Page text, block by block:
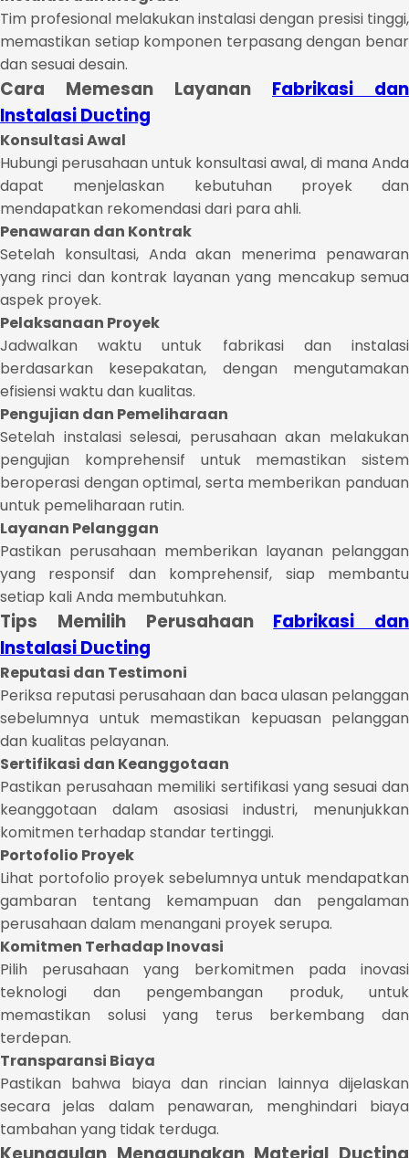
Tim profesional melakukan instalasi dengan presisi tinggi,
memastikan setiap komponen terpasang dengan benar
dan sesuai desain.
Cara Memesan Layanan Fabrikasi dan
Instalasi Ducting
Konsultasi Awal
Hubungi perusahaan untuk konsultasi awal, di mana Anda
dapat menjelaskan kebutuhan proyek dan
mendapatkan rekomendasi dari para ahli.
Penawaran dan Kontrak
Setelah konsultasi, Anda akan menerima penawaran
yang rinci dan kontrak layanan yang mencakup semua
aspek proyek.
Pelaksanaan Proyek
Jadwalkan waktu untuk fabrikasi dan instalasi
berdasarkan kesepakatan, dengan mengutamakan
efisiensi waktu dan kualitas.
Pengujian dan Pemeliharaan
Setelah instalasi selesai, perusahaan akan melakukan
pengujian komprehensif untuk memastikan sistem
beroperasi dengan optimal, serta memberikan panduan
untuk pemeliharaan rutin.
Layanan Pelanggan
Pastikan perusahaan memberikan layanan pelanggan
yang responsif dan komprehensif, siap membantu
setiap kali Anda membutuhkan.
Tips Memilih Perusahaan Fabrikasi dan
Instalasi Ducting
Reputasi dan Testimoni
Periksa reputasi perusahaan dan baca ulasan pelanggan
sebelumnya untuk memastikan kepuasan pelanggan
dan kualitas pelayanan.
Sertifikasi dan Keanggotaan
Pastikan perusahaan memiliki sertifikasi yang sesuai dan
keanggotaan dalam asosiasi industri, menunjukkan
komitmen terhadap standar tertinggi.
Portofolio Proyek
Lihat portofolio proyek sebelumnya untuk mendapatkan
gambaran tentang kemampuan dan pengalaman
perusahaan dalam menangani proyek serupa.
Komitmen Terhadap Inovasi
Pilih perusahaan yang berkomitmen pada inovasi
teknologi dan pengembangan produk, untuk
memastikan solusi yang terus berkembang dan
terdepan.
Transparansi Biaya
Pastikan bahwa biaya dan rincian lainnya dijelaskan
secara jelas dalam penawaran, menghindari biaya
tambahan yang tidak terduga.